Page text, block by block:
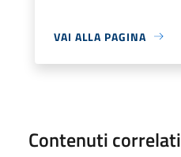
VAI ALLA PAGINA
Contenuti correlati